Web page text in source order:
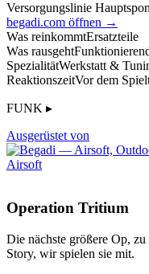
Versorgungslinie
begadi.com öffnen →
Was reinkommtErsatzteile
Was rausgeht
SpezialitätWerkstatt &
ReaktionszeitVor dem
FUNK ▸
Ausgerüstet von
Operation Tritium
Die nächste größere Op,
Story, wir spielen sie mit.